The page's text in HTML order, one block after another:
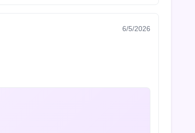
6/5/2026